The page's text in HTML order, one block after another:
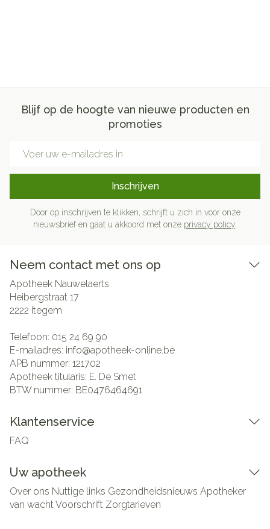
Blijf op de hoogte van nieuwe producten en
promoties
Inschrijven
Door op inschrijven te klikken, schrijft u zich in voor onze
nieuwsbrief en gaat u akkoord met onze privacy policy
Neem contact met ons op
Apotheek Nauwelaerts
Heibergstraat 17
2222 Itegem
Telefoon: 015 24 69 90
E-mailadres: info@apotheek-online.be
APB nummer: 121702
Apotheek titularis: E. De Smet
BTW nummer: BE0476464691
Klantenservice
FAQ
Uw apotheek
Over ons Nuttige links Gezondheidsnieuws Apotheker
van wachtVoorschrift Zorgtarieven